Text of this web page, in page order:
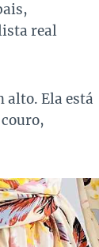
real
alto. Ela está